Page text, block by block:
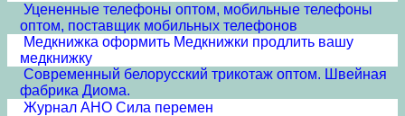
Уцененные телефоны оптом, мобильные телефоны
оптом, поставщик мобильных телефонов
Медкнижка оформить Медкнижки продлить вашу
медкнижку
Современный белорусский трикотаж оптом. Швейная
фабрика Диома.
Журнал АНО Сила перемен